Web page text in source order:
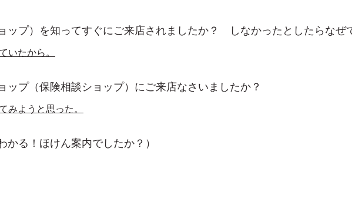
ップ）を知ってすぐにご来店されましたか？ しなかったとしたらなぜ
いたから。
プ（保険相談ショップ）にご来店なさいましたか？
みようと思った。
る！ほけん案内でしたか？）